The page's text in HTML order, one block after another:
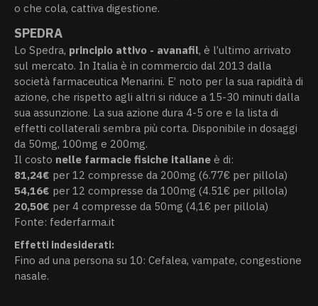
o che cola, cattiva digestione.
SPEDRA
Lo Spedra, principio attivo - avanafil, è l’ultimo arrivato
sul mercato. In Italia è in commercio dal 2013 dalla
società farmaceutica Menarini. E’ noto per la sua rapidità di
azione, che rispetto agli altri si riduce a 15-30 minuti dalla
sua assunzione. La sua azione dura 4-5 ore e la lista di
effetti collaterali sembra più corta. Disponibile in dosaggi
da 50mg, 100mg e 200mg.
Il costo nelle farmacie fisiche italiane è di:
81,24€ per 12 compresse da 200mg (6.77€ per pillola)
54,16€ per 12 compresse da 100mg (4.51€ per pillola)
20,50€ per 4 compresse da 50mg (4,1€ per pillola)
Fonte: federfarma.it
Effetti indesiderati:
Fino ad una persona su 10: Cefalea, vampate, congestione
nasale.